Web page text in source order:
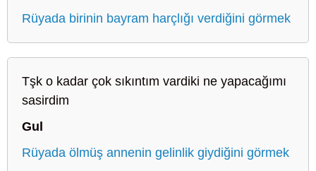
Rüyada birinin bayram harçlığı verdiğini görmek
Tşk o kadar çok sıkıntım vardiki ne yapacağımı
sasirdim
Gul
Rüyada ölmüş annenin gelinlik giydiğini görmek